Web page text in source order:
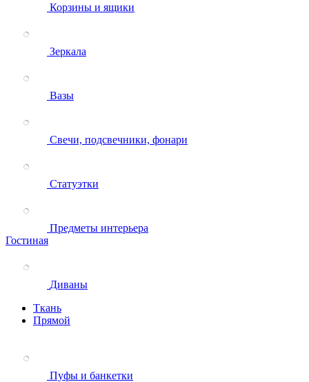
Корзины и ящики
Зеркала
Вазы
Свечи, подсвечники, фонари
Статуэтки
Предметы интерьера
Гостиная
Диваны
Ткань
Прямой
Пуфы и банкетки